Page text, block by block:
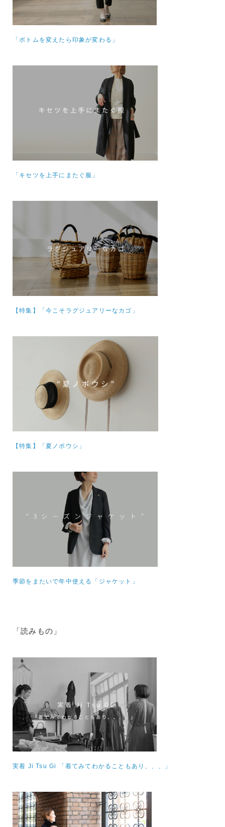
「ボトムを変えたら印象が変わる」
「キセツを上手にまたぐ服」
【特集】 「今こそラグジュアリーなカゴ」
【特集】 「夏ノボウシ」
季節をまたいで年中使える「ジャケット」
「読みもの」
実着 Ji Tsu Gi 「着てみてわかることもあり、、、」